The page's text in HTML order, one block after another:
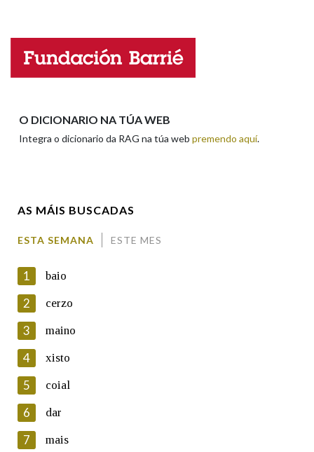
OUTRAS OPCIÓNS DE BUSCA
Pertence a
Nome
En cumprimento da normativa vixente en materia de
Protección de Datos de Carácter Persoal, a Real Academia
Galega informa a aqueles usuarios que faciliten o seu correo
electrónico, así como calquera outra información de carácter
persoal, que estes datos serán obxecto de tratamento
automatizado de carácter confidencial e incorporados aos seus
ficheiros informáticos. Así mesmo, os usuarios poderán exercer o
seu dereito de acceso, rectificación, oposición e cancelación dos
seus datos poñéndose en contacto connosco.
O DICIONARIO NA TÚA WEB
Integra o dicionario da RAG na túa web premendo aquí.
AS MÁIS BUSCADAS
ESTA SEMANA ESTE MES
1 baio
2 cerzo
3 maino
4 xisto
5 coial
6 dar
7 mais